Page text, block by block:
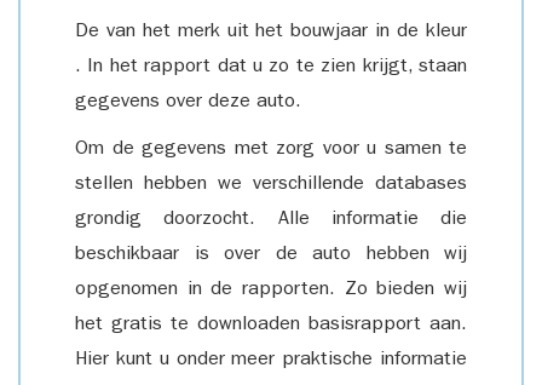
De van het merk uit het bouwjaar in de kleur
. In het rapport dat u zo te zien krijgt, staan
gegevens over deze auto.
Om de gegevens met zorg voor u samen te
stellen hebben we verschillende databases
grondig doorzocht. Alle informatie die
beschikbaar is over de auto hebben wij
opgenomen in de rapporten. Zo bieden wij
het gratis te downloaden basisrapport aan.
Hier kunt u onder meer praktische informatie